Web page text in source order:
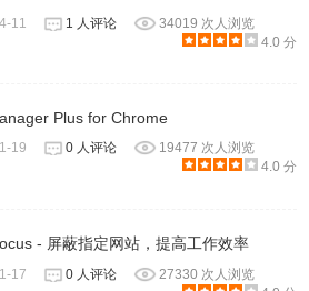
11 1 人评论
34019 次人浏览
4.0 分
Plus for Chrome
19 0 人评论
19477 次人浏览
4.0 分
- 屏蔽指定网站，提高工作效率
17 0 人评论
27330 次人浏览